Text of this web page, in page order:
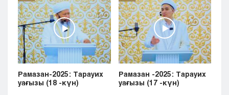
Рамазан-2025: Тарауих
уағызы (18 -күн)
Рамазан -2025: Тарауих
уағызы (17 -күн)